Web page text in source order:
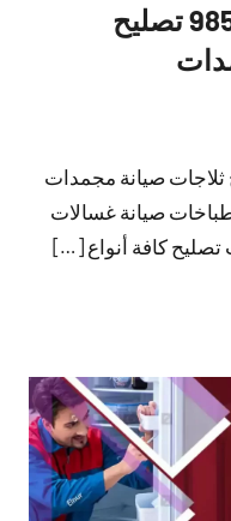
فني ثلاجات تيماء 98577272 تصليح
ثلاجات صيانة مجمدات
صيانة غسالات
كافة أنواع […]